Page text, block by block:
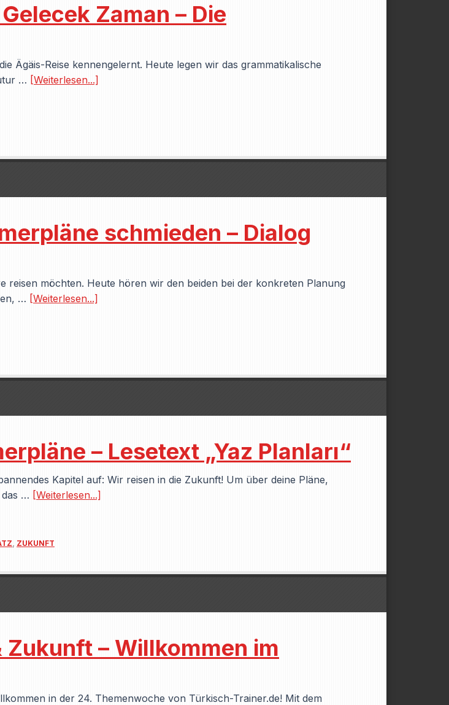
Zaman – Die
Ägäis-Reise kennengelernt. Heute legen wir das grammatikalische
… [Weiterlesen...]
schmieden – Dialog
reisen möchten. Heute hören wir den beiden bei der konkreten Planung
… [Weiterlesen...]
– Lesetext „Yaz Planları“
Kapitel auf: Wir reisen in die Zukunft! Um über deine Pläne,
das … [Weiterlesen...]
, ZUKUNFT
– Willkommen im
in der 24. Themenwoche von Türkisch-Trainer.de! Mit dem